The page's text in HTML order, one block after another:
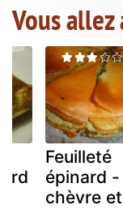
Vous allez
Feuilleté
épinard -
chèvre